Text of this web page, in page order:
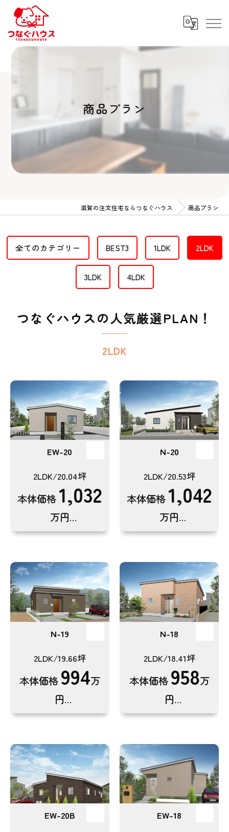
商品プラン
滋賀の注文住宅ならつなぐハウス 商品プラン
全てのカテゴリー BEST3 1LDK 2LDK
3LDK 4LDK
つなぐハウスの人気厳選PLAN！
2LDK
EW-20
2LDK/20.04坪
本体価格1,032
万円
(税込1,135.2万円)
N-20
2LDK/20.53坪
本体価格1,042
万円
(税込1,146.2万円)
N-19
2LDK/19.66坪
本体価格 994万
円
(税込1,093.4万円)
N-18
2LDK/18.41坪
本体価格 958万
円
(税込1,053.8万円)
EW-20B
EW-18